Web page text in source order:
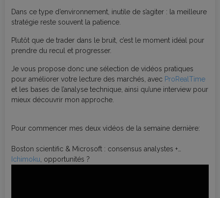
Dans ce type d’environnement, inutile de s’agiter : la meilleure
stratégie reste souvent la patience.
Plutôt que de trader dans le bruit, c’est le moment idéal pour
prendre du recul et progresser.
Je vous propose donc une sélection de vidéos pratiques
pour améliorer votre lecture des marchés, avec ProRealTime
et les bases de l’analyse technique, ainsi qu’une interview pour
mieux découvrir mon approche.
Pour commencer mes deux vidéos de la semaine dernière:
Boston scientific & Microsoft : consensus analystes +
Ichimoku, opportunités ?